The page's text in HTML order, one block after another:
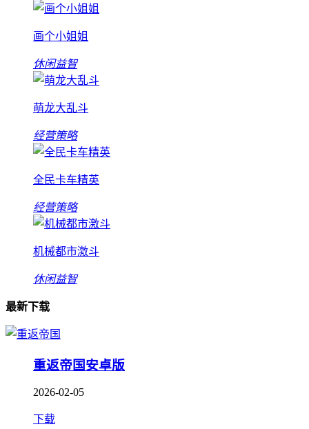
画个小姐姐
休闲益智
萌龙大乱斗
经营策略
全民卡车精英
经营策略
机械都市激斗
休闲益智
最新下载
重返帝国安卓版
2026-02-05
下载